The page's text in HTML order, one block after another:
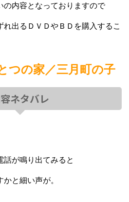
の内容となっておりますので
出るＤＶＤやＢＤを購入するこ
つの家／三月町の子
ネタバレ
が鳴り出てみると
と細い声が。